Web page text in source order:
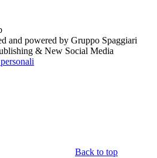
and powered by Gruppo Spaggiari
& New Social Media
Back to top